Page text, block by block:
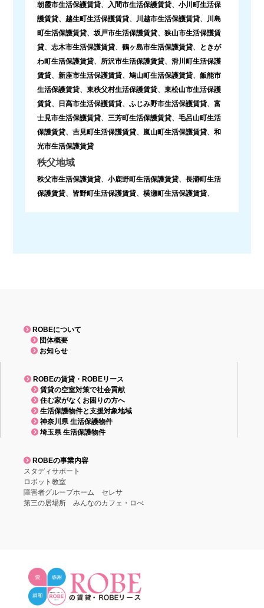
朝霞市生活保護賃貸、 入間市生活保護賃貸、 小川町生活保
護賃貸、 越生町生活保護賃貸、 川越市生活保護賃貸、
川島
町生活保護賃貸、 坂戸市生活保護賃貸、 狭山市生活保護賃
貸、 志木市生活保護賃貸、 鶴ヶ島市生活保護賃貸、
ときが
わ町生活保護賃貸、 所沢市生活保護賃貸、 滑川町生活保護
賃貸、 新座市生活保護賃貸、 鳩山町生活保護賃貸、 飯能市
生活保護賃貸、 東秩父村生活保護賃貸、 東松山市生活保護
賃貸、 日高市生活保護賃貸、 ふじみ野市生活保護賃貸、 富
士見市生活保護賃貸、 三芳町生活保護賃貸、 毛呂山町生活
保護賃貸、 吉見町生活保護賃貸、 嵐山町生活保護賃貸、 和
光市生活保護賃貸
秩父地域
秩父市生活保護賃貸、 小鹿野町生活保護賃貸、 長瀞町生活
保護賃貸、 皆野町生活保護賃貸、 横瀬町生活保護賃貸、
ROBEについて
団体概要
お知らせ
ROBEの賃貸・ROBEリース
賃貸の空室対策で社会貢献
住む家がなくお困りの方へ
生活保護物件と支援対象地域
神奈川県 生活保護物件
埼玉県 生活保護物件
ROBEの事業内容
スタディサポート
ロボット教室
障害者グループホーム セレサ
第三の居場所 みんなのカフェ・ロべ